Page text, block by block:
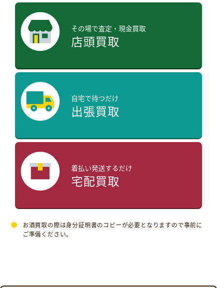
その場で査定・現金買取
店頭買取
自宅で待つだけ
出張買取
着払い発送するだけ
宅配買取
お酒買取の際は身分証明書のコピーが必要となりますので事前に
ご準備ください。